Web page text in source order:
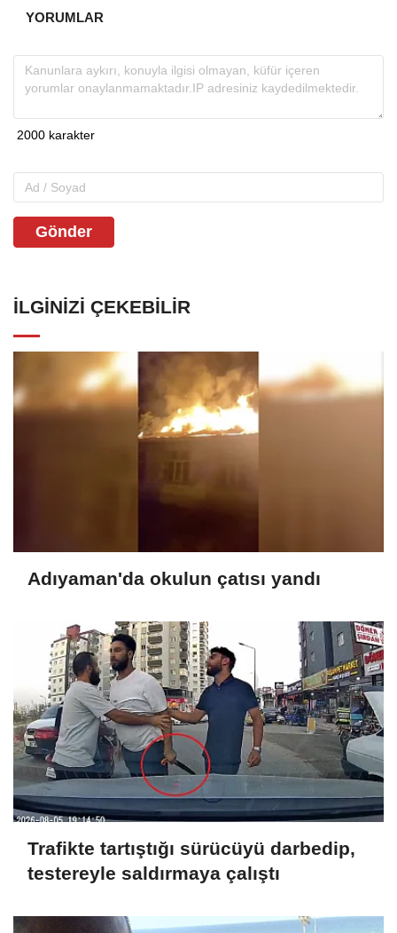
YORUMLAR
Gönder
İLGINIZI ÇEKEBILIR
Adıyaman'da okulun çatısı yandı
Trafikte tartıştığı sürücüyü darbedip,
testereyle saldırmaya çalıştı